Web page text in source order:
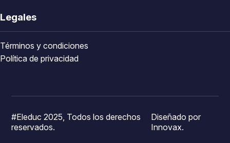
Legales
Términos y condiciones
Política de privacidad
#Eleduc 2025, Todos los derechos
reservados.
Diseñado por
Innovax.